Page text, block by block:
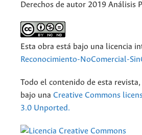
Derechos de autor 2019 Análisis
Esta obra está bajo una licencia
Reconocimiento-NoComercial-
Todo el contenido de esta
bajo una Creative Commons
3.0 Unported.